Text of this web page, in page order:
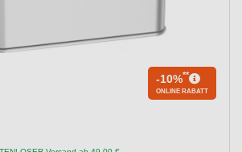
-10%**
ONLINE RABATT